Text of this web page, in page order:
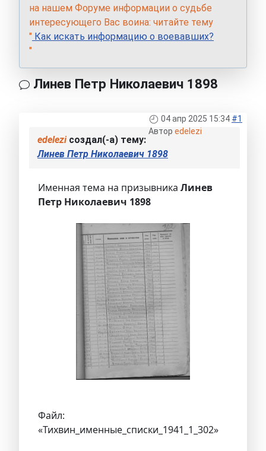
на нашем Форуме информации о судьбе
интересующего Вас воина: читайте тему
" Как искать информацию о воевавших?
"
Линев Петр Николаевич 1898
04 апр 2025 15:34 #1
Автор edelezi
edeleziсоздал(-а) тему:
Линев Петр Николаевич 1898
Именная тема на призывника Линев
Петр Николаевич 1898
Файл:
«Тихвин_именные_списки_1941_1_302»